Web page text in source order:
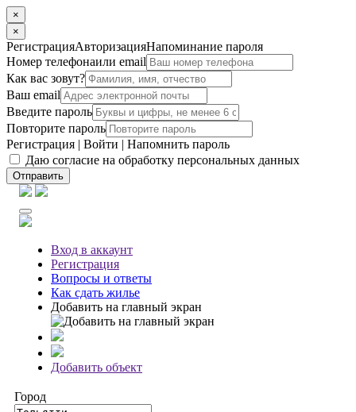
×
×
РегистрацияАвторизацияНапоминание пароля
Номер телефонаили email
Как вас зовут?
Ваш email
Введите пароль
Повторите пароль
Регистрация | Войти | Напомнить пароль
Даю согласие на обработку персональных данных
Отправить
Вход в аккаунт
Регистрация
Вопросы и ответы
Как сдать жилье
Добавить на главный экран
Добавить объект
Город